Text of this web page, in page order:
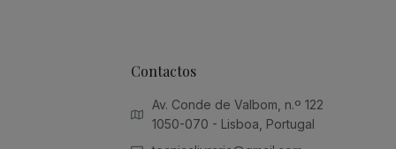
Contactos
Av. Conde de Valbom, n.º 122
1050-070 - Lisboa, Portugal